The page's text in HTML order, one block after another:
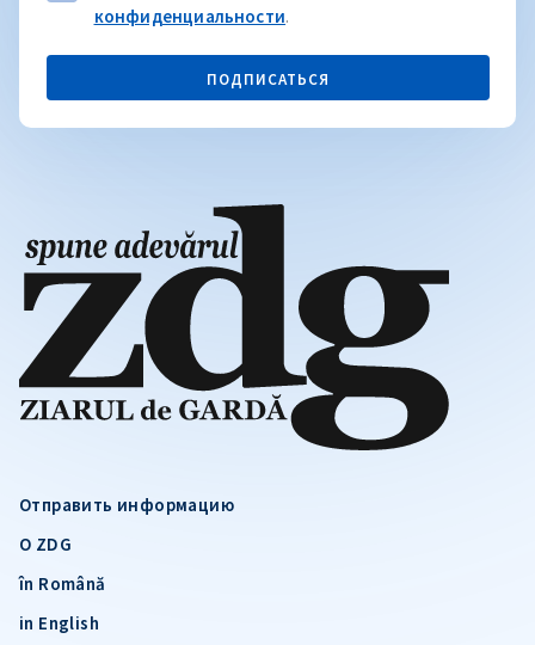
Отправить информацию
О ZDG
în Română
in English
конфиденциальности.
ПОДПИСАТЬСЯ